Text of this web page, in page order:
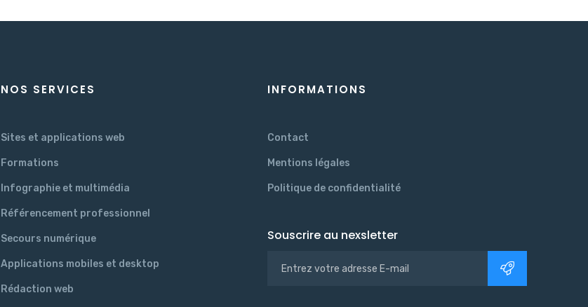
NOS SERVICES
Sites et applications web
Formations
Infographie et multimédia
Référencement professionnel
Secours numérique
Applications mobiles et desktop
Rédaction web
INFORMATIONS
Contact
Mentions légales
Politique de confidentialité
Souscrire au nexsletter